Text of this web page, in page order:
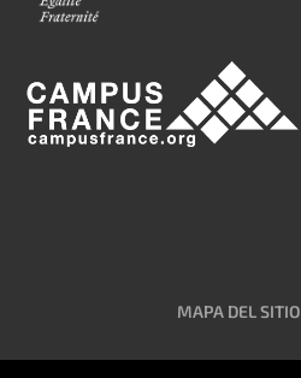
MAPA DEL SITIO